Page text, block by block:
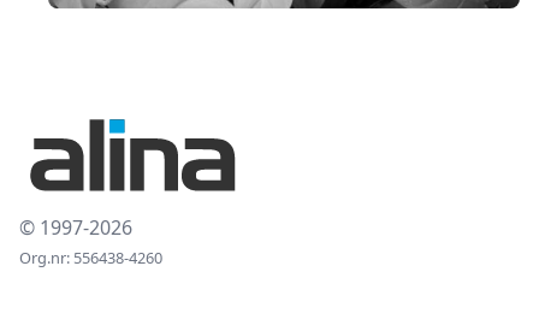
© 1997-2026
Org.nr: 556438-4260